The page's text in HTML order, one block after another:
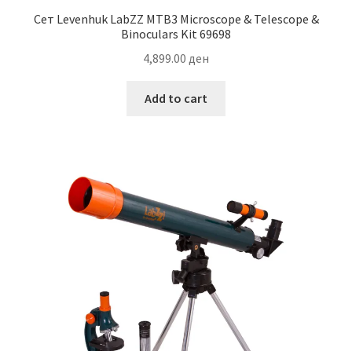
Сет Levenhuk LabZZ MTB3 Microscope & Telescope &
Binoculars Kit 69698
4,899.00 ден
Add to cart